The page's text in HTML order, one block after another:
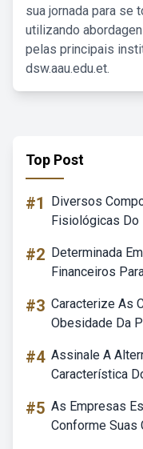
sua jornada para se
utilizando
pelas principais
dsw.aau.edu.et.
Top Post
#1
Diversos
Fisiológicas Do
#2 Determinada
Financeiros
#3 Caracterize As
Obesidade Da
#4 Assinale A
Característica
#5 As Empresas
Conforme Suas